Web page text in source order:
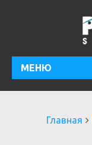
МЕНЮ
Главная